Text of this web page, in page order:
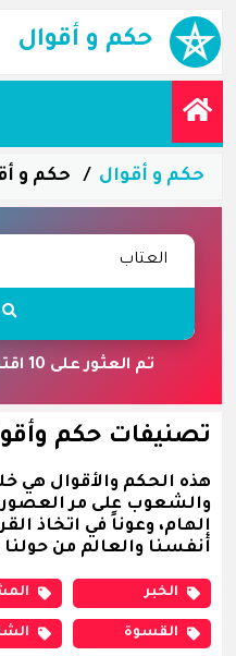
حكم و أقوال
حكم و أقوال حكم و
تم العثور على 10 اقتباس مطابق لـ "العتاب"
تصنيفات حكم
هذه الحكم والأقوال هي
والشعوب على مر
إلهام، وعوناً في اتخاذ
أنفسنا والعالم من
الخبر
القسوة